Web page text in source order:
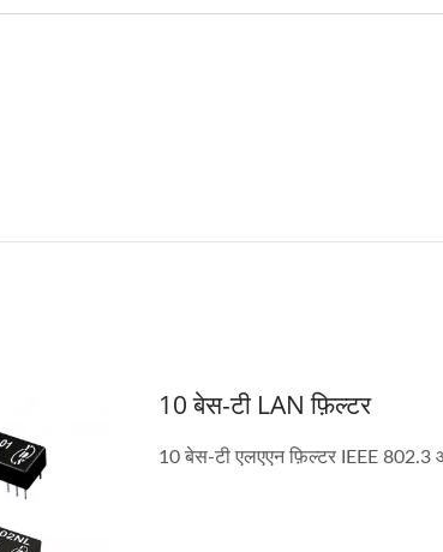
10 बेस-टी LAN फ़िल्टर
10 बेस-टी एलएएन फ़िल्टर IEEE 802.3